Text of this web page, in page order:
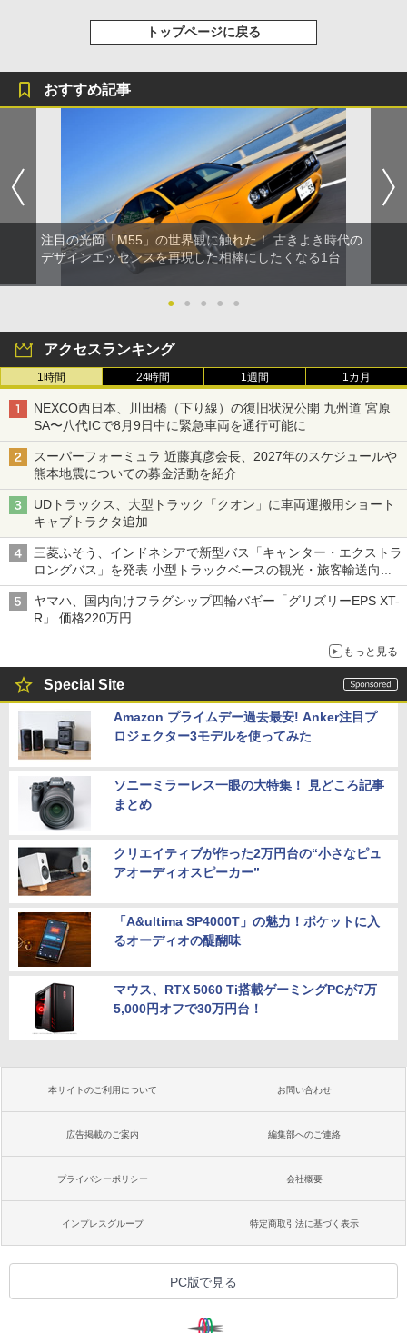
トップページに戻る
おすすめ記事
注目の光岡「M55」の世界観に触れた！ 古きよき時代の
デザインエッセンスを再現した相棒にしたくなる1台
● ● ● ● ●
アクセスランキング
1時間 24時間 1週間 1カ月
NEXCO西日本、川田橋（下り線）の復旧状況公開 九州道 宮原
SA〜八代ICで8月9日中に緊急車両を通行可能に
スーパーフォーミュラ 近藤真彦会長、2027年のスケジュールや
熊本地震についての募金活動を紹介
UDトラックス、大型トラック「クオン」に車両運搬用ショート
キャブトラクタ追加
三菱ふそう、インドネシアで新型バス「キャンター・エクストラ
ロングバス」を発表 小型トラックベースの観光・旅客輸送向け
バス
ヤマハ、国内向けフラグシップ四輪バギー「グリズリーEPS XT-
R」 価格220万円
もっと見る
Special Site
Amazon プライムデー過去最安! Anker注目プ
ロジェクター3モデルを使ってみた
ソニーミラーレス一眼の大特集！ 見どころ記事
まとめ
クリエイティブが作った2万円台の“小さなピュ
アオーディオスピーカー”
「A&ultima SP4000T」の魅力！ポケットに入
るオーディオの醍醐味
マウス、RTX 5060 Ti搭載ゲーミングPCが7万
5,000円オフで30万円台！
本サイトのご利用について お問い合わせ
広告掲載のご案内 編集部へのご連絡
プライバシーポリシー 会社概要
インプレスグループ 特定商取引法に基づく表示
PC版で見る